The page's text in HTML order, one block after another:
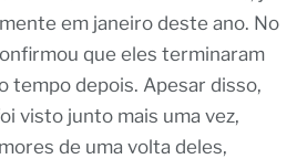
em janeiro deste ano. No
que eles terminaram
tempo depois. Apesar disso,
visto junto mais uma vez,
de uma volta deles,